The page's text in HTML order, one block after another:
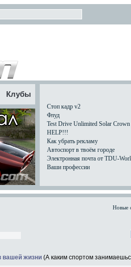
Клубы
Стоп кадр v2
Флуд
Test Drive Unlimited Solar Crown
HELP!!!
Как убрать рекламу
Автоспорт в твоём городе
Электронная почта от TDU-
Ваши профессии
Новые
вашей жизни (А каким спортом